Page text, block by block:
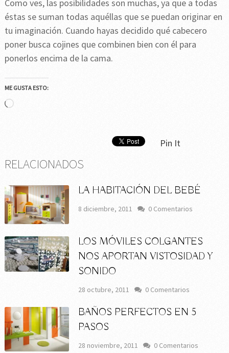
Como ves, las posibilidades son muchas, ya que a todas
éstas se suman todas aquéllas que se puedan originar en
tu imaginación. Cuando hayas decidido qué cabecero
poner busca cojines que combinen bien con él para
ponerlos encima de la cama.
ME GUSTA ESTO:
Cargando...
Pin It
RELACIONADOS
LA HABITACIÓN DEL BEBÉ
8 diciembre, 2011 0 Comentarios
LOS MÓVILES COLGANTES
NOS APORTAN VISTOSIDAD Y
SONIDO
28 octubre, 2011 0 Comentarios
BAÑOS PERFECTOS EN 5
PASOS
28 noviembre, 2011 0 Comentarios